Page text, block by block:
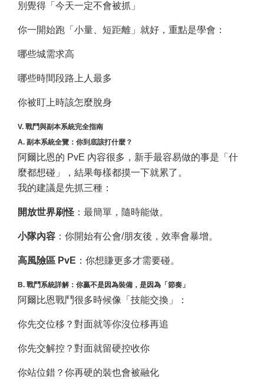
別覺得「今天一定不會被抓」
你一開始跑「小量、短距離」就好，重點是學會：
哪些城需求高
哪些時間段路上人最多
你被盯上時該怎麼脫身
V. 戰鬥與副本系統完全指南
A. 副本系統全覽：你到底該打什麼？
阿爾比恩的 PvE 內容很多，新手最容易做的事是「什
麼都想碰」，結果每樣都摸一下就累了。
我的建議是先抓三種：
開放世界刷怪 ：最簡單，隨時能做。
小隊內容 ：你開始有公會/朋友後，效率會暴增。
高風險區 PvE ：你想賺更多才需要碰。
B. 戰鬥系統詳解：你贏不是因為裝備，是因為「節奏」
阿爾比恩戰鬥很多時候像「技能交換」：
你先交位移？對面就等你沒位移再追
你先交解控？對面就留硬控收你
你站位錯？你再硬的裝也會被融化